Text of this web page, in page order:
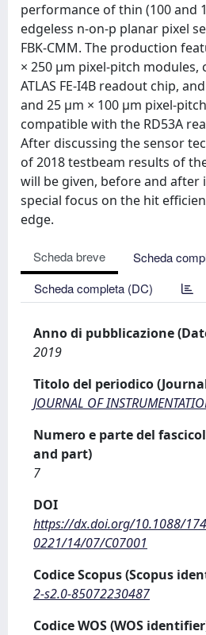
performance of thin (100 and
edgeless n-on-p planar pixel
FBK-CMM. The production
× 250 μm pixel-pitch
ATLAS FE-I4B readout chip,
and 25 μm × 100 μm pixel-
compatible with the RD53A
After discussing the sensor
of 2018 testbeam results of
will be given, before and after
special focus on the hit
edge.
Scheda breve
Scheda
Scheda completa (DC)
Anno di pubblicazione
2019
Titolo del periodico
JOURNAL OF
Numero e parte del
and part)
7
DOI
https://dx.doi.org/10.1088/
0221/14/07/C07001
Codice Scopus (Scopus
2-s2.0-85072230487
Codice WOS (WOS